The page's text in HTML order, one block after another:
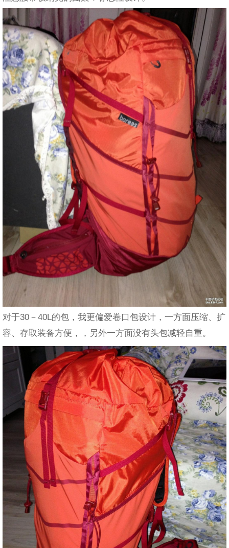
对于30－40L的包，我更偏爱卷口包设计，一方面压缩、扩
容、存取装备方便，，另外一方面没有头包减轻自重。